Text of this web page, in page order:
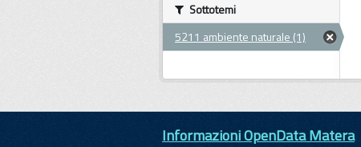
Sottotemi
5211 ambiente naturale (1)
Informazioni OpenData Matera